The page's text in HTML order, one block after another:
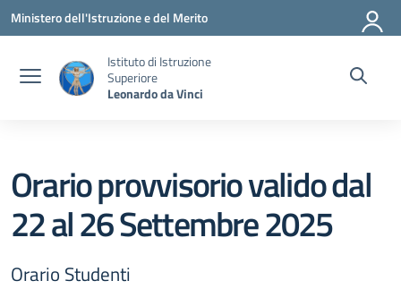
Vai ai contenuti
Vai al menu di navigazione
Vai al footer
Ministero dell'Istruzione e del Merito
Istituto di Istruzione
Superiore
Leonardo da Vinci
Orario provvisorio valido dal
22 al 26 Settembre 2025
Orario Studenti